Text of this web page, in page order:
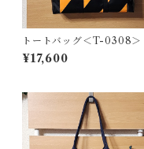
トートバッグ＜T-0308＞
¥17,600